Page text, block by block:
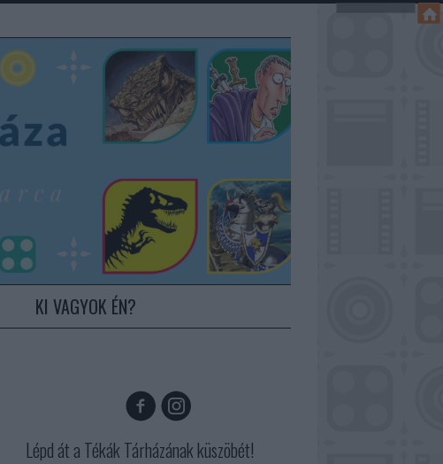
KI VAGYOK ÉN?
Lépd át a Tékák Tárházának küszöbét!